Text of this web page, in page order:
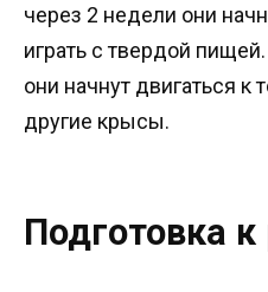
через 2 недели они
играть с твердой
они начнут двигаться к
другие крысы.
Подготовка